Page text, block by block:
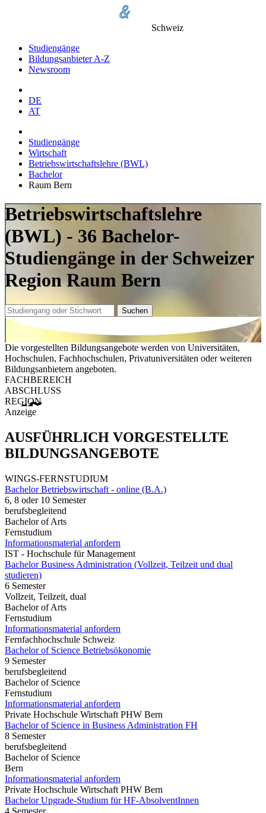
Schweiz
Studiengänge
Bildungsanbieter A-Z
Newsroom
DE
AT
Studiengänge
Wirtschaft
Betriebswirtschaftslehre (BWL)
Bachelor
Raum Bern
Betriebswirtschaftslehre
(BWL) - 36 Bachelor-
Studiengänge in der Schweizer
Region Raum Bern
Suchen
Die vorgestellten Bildungsangebote werden von Universitäten,
Hochschulen, Fachhochschulen, Privatuniversitäten oder weiteren
Bildungsanbietern angeboten.
FACHBEREICH
ABSCHLUSS
REGION
Anzeige
AUSFÜHRLICH VORGESTELLTE
BILDUNGSANGEBOTE
WINGS-FERNSTUDIUM
Bachelor Betriebswirtschaft - online (B.A.)
6, 8 oder 10 Semester
berufsbegleitend
Bachelor of Arts
Fernstudium
Informationsmaterial anfordern
IST - Hochschule für Management
Bachelor Business Administration (Vollzeit, Teilzeit und dual
studieren)
6 Semester
Vollzeit, Teilzeit, dual
Bachelor of Arts
Fernstudium
Informationsmaterial anfordern
Fernfachhochschule Schweiz
Bachelor of Science Betriebsökonomie
9 Semester
berufsbegleitend
Bachelor of Science
Fernstudium
Informationsmaterial anfordern
Private Hochschule Wirtschaft PHW Bern
Bachelor of Science in Business Administration FH
8 Semester
berufsbegleitend
Bachelor of Science
Bern
Informationsmaterial anfordern
Private Hochschule Wirtschaft PHW Bern
Bachelor Upgrade-Studium für HF-AbsolventInnen
4 Semester